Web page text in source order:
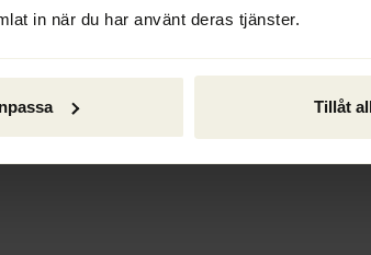
in när du har använt deras tjänster.
Tillåt